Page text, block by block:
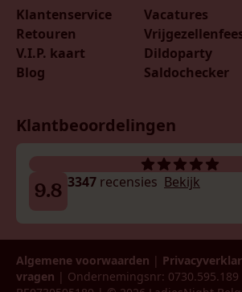
Klantenservice
Retouren
V.I.P. kaart
Blog
Vacatures
Dildoparty
Saldochecker
Klantbeoordelingen
9.8 3347 recensies Bekijk
Algemene voorwaarden |
vragen | Ondernemingsnr: